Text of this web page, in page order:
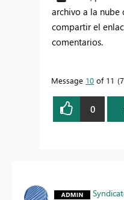
archivo a la
compartir el
comentarios.
Message 10 of 11
0